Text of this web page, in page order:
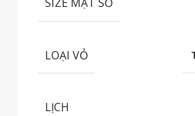
LOẠI VỎ
LỊCH